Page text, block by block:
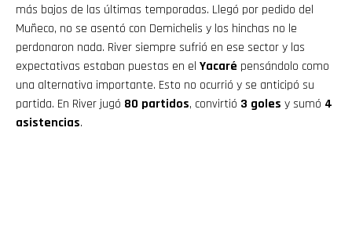
más bajos de las últimas temporadas. Llegó por pedido del
Muñeco, no se asentó con Demichelis y los hinchas no le
perdonaron nada. River siempre sufrió en ese sector y las
expectativas estaban puestas en el Yacaré pensándolo como
una alternativa importante. Esto no ocurrió y se anticipó su
partida. En River jugó 80 partidos, convirtió 3 goles y sumó 4
asistencias.
Flipboard